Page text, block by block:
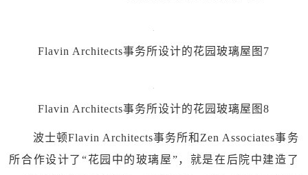
Flavin Architects事务所设计的花园玻璃屋图7
Flavin Architects事务所设计的花园玻璃屋图8
波士顿Flavin Architects事务所和Zen Associates事务
所合作设计了“花园中的玻璃屋”，就是在后院中建造了